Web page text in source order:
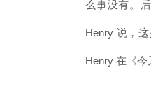
么事没有。
Henry 说，
Henry 在《今